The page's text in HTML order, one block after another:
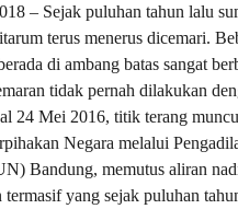
– Sejak puluhan tahun lalu
terus menerus dicemari.
di ambang batas sangat
tidak pernah dilakukan
24 Mei 2016, titik terang
Negara melalui
Bandung, memutus aliran
termasif yang sejak puluhan